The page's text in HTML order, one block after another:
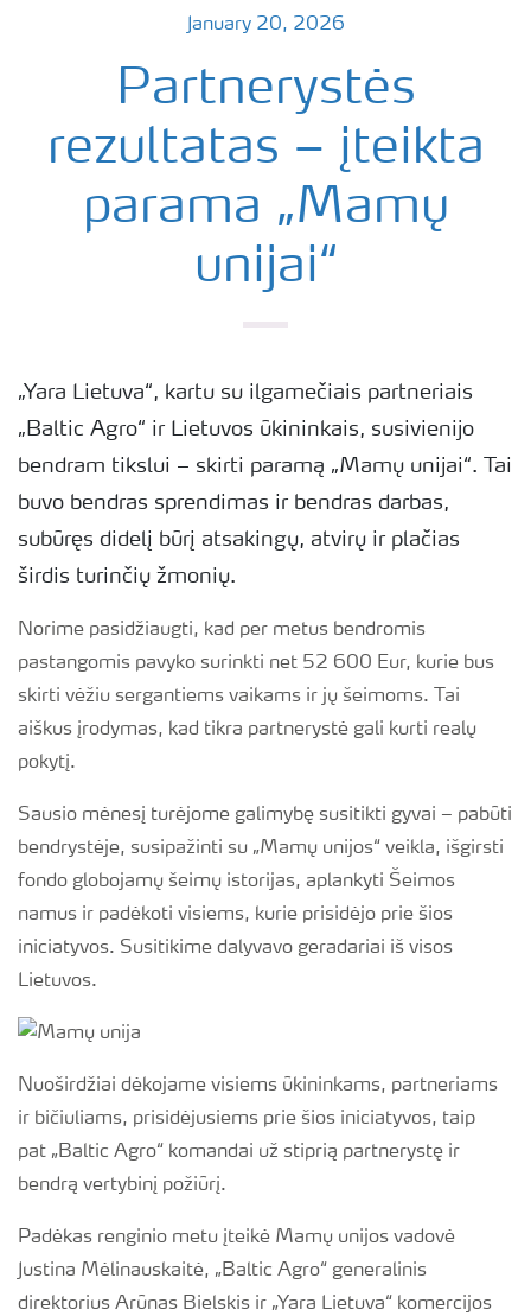
January 20, 2026
Partnerystės
rezultatas – įteikta
parama „Mamų
unijai“
„Yara Lietuva“, kartu su ilgamečiais partneriais
„Baltic Agro“ ir Lietuvos ūkininkais, susivienijo
bendram tikslui – skirti paramą „Mamų unijai“. Tai
buvo bendras sprendimas ir bendras darbas,
subūręs didelį būrį atsakingų, atvirų ir plačias
širdis turinčių žmonių.
Norime pasidžiaugti, kad per metus bendromis
pastangomis pavyko surinkti net 52 600 Eur, kurie bus
skirti vėžiu sergantiems vaikams ir jų šeimoms. Tai
aiškus įrodymas, kad tikra partnerystė gali kurti realų
pokytį.
Sausio mėnesį turėjome galimybę susitikti gyvai – pabūti
bendrystėje, susipažinti su „Mamų unijos“ veikla, išgirsti
fondo globojamų šeimų istorijas, aplankyti Šeimos
namus ir padėkoti visiems, kurie prisidėjo prie šios
iniciatyvos. Susitikime dalyvavo geradariai iš visos
Lietuvos.
Nuoširdžiai dėkojame visiems ūkininkams, partneriams
ir bičiuliams, prisidėjusiems prie šios iniciatyvos, taip
pat „Baltic Agro“ komandai už stiprią partnerystę ir
bendrą vertybinį požiūrį.
Padėkas renginio metu įteikė Mamų unijos vadovė
Justina Mėlinauskaitė, „Baltic Agro“ generalinis
direktorius Arūnas Bielskis ir „Yara Lietuva“ komercijos